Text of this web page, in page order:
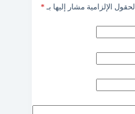
الحقول الإلزامية مشار إليها بـ *